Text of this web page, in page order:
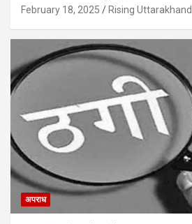
February 18, 2025 Rising Uttarakhand
अपराध